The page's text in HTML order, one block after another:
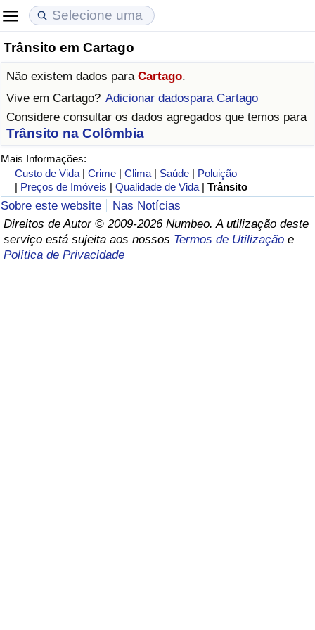
Trânsito em Cartago
Não existem dados para Cartago.
Vive em Cartago? Adicionar dadospara Cartago
Considere consultar os dados agregados que temos para
Trânsito na Colômbia
Mais Informações:
Custo de Vida |Crime |Clima | Saúde | Poluição
| Preços de Imóveis |Qualidade de Vida |Trânsito
Sobre este website
Nas Notícias
Direitos de Autor © 2009-2026 Numbeo. A utilização deste
serviço está sujeita aos nossos Termos de Utilização e
Política de Privacidade
Custo de Vida
Indicador de Custo de Vida
Indicador de Custo de Vida Por País
em Aqaba
Preços de Imóveis
Indicador de Preços de Imóveis
Indicador de Preços de Imóveis por País
Qualidade de Vida
Indicador de Qualidade de Vida (Atual)
Índice de qualidade de vida por país
Crime
Taxa do Indicador de Crime (Atual)